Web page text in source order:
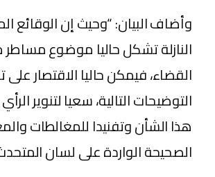
وأضاف البيان: “وحيث إن الوقائع
النازلة تشكل حاليا موضوع
القضاء، فيمكن حاليا الاقتصار على
التوضيحات التالية، سعيا لتنوير
هذا الشأن وتفنيدا للمغالطات
الصحيحة الواردة على لسان